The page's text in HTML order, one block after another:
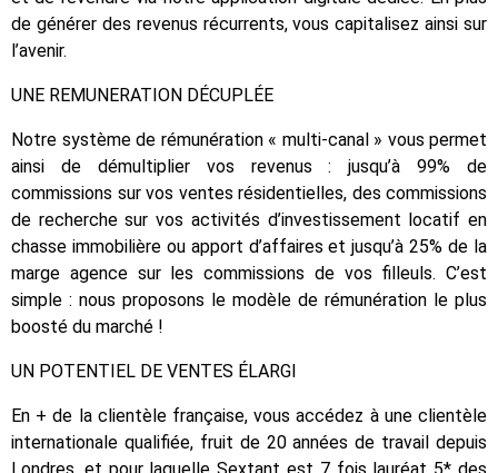
de générer des revenus récurrents, vous capitalisez ainsi sur
l’avenir.
UNE REMUNERATION DÉCUPLÉE
Notre système de rémunération « multi-canal » vous permet
ainsi de démultiplier vos revenus : jusqu’à 99% de
commissions sur vos ventes résidentielles, des commissions
de recherche sur vos activités d’investissement locatif en
chasse immobilière ou apport d’affaires et jusqu’à 25% de la
marge agence sur les commissions de vos filleuls. C’est
simple : nous proposons le modèle de rémunération le plus
boosté du marché !
UN POTENTIEL DE VENTES ÉLARGI
En + de la clientèle française, vous accédez à une clientèle
internationale qualifiée, fruit de 20 années de travail depuis